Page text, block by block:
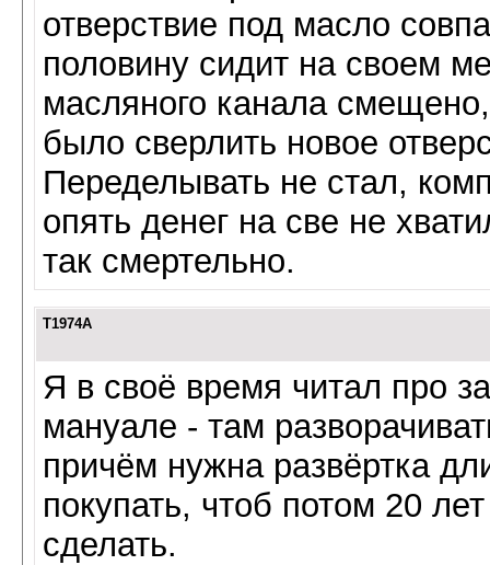
отверствие под масло
половину сидит на своем
масляного канала
было сверлить новое
Переделывать не стал,
опять денег на све не
так смертельно.
Т1974А
Я в своё время читал про
мануале - там
причём нужна развёртка
покупать, чтоб потом 20
сделать.